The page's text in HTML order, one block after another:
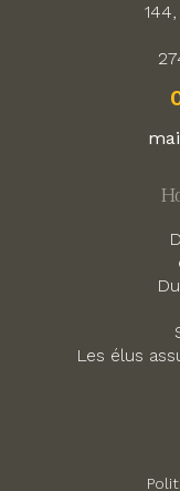
Les élus